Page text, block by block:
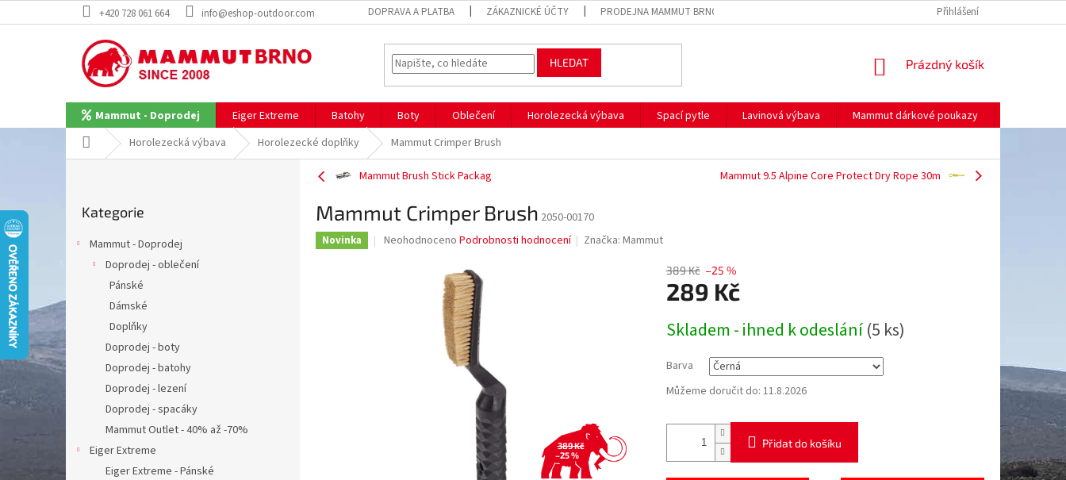
na
+420 728 061 664 info@eshop-outdoor.com DOPRAVA A PLATBA ZÁKAZNICKÉ ÚČTY PRODEJNA MAMMUT BRNO Přihlášení
HLEDAT
NÁKUPNÍ
Prázdný košík
Mammut - Doprodej Eiger Extreme Batohy Boty Oblečení Horolezecká výbava Spací pytle Lavinová výbava Mammut dárkové poukazy
Domů Horolezecká výbava Horolezecké doplňky Mammut Crimper Brush
í
a
n
kategorie
Kategorie
Mammut - Doprodej
Doprodej - oblečení
Pánské
Dámské
Doplňky
Doprodej - boty
Doprodej - batohy
Doprodej - lezení
Doprodej - spacáky
Mammut Outlet - 40% až -70%
Eiger Extreme
Eiger Extreme - Pánské
Mammut Brush Stick Packag Mammut 9.5 Alpine Core Protect Dry Rope 30m
Mammut Crimper Brush 2050-00170
Novinka
Průměrné
Neohodnoceno Podrobnosti hodnocení Značka:Mammut
389 Kč
–25 %
389 Kč –25 %
289 Kč
cena:
Skladem - ihned k odeslání(5 ks)
Barva
Můžeme doručit do: 11.8.2026
Přidat do košíku